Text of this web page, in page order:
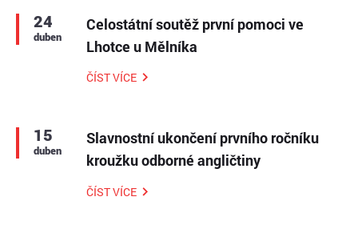
24
duben
Celostátní soutěž první pomoci ve
Lhotce u Mělníka
ČÍST VÍCE
15
duben
Slavnostní ukončení prvního ročníku
kroužku odborné angličtiny
ČÍST VÍCE